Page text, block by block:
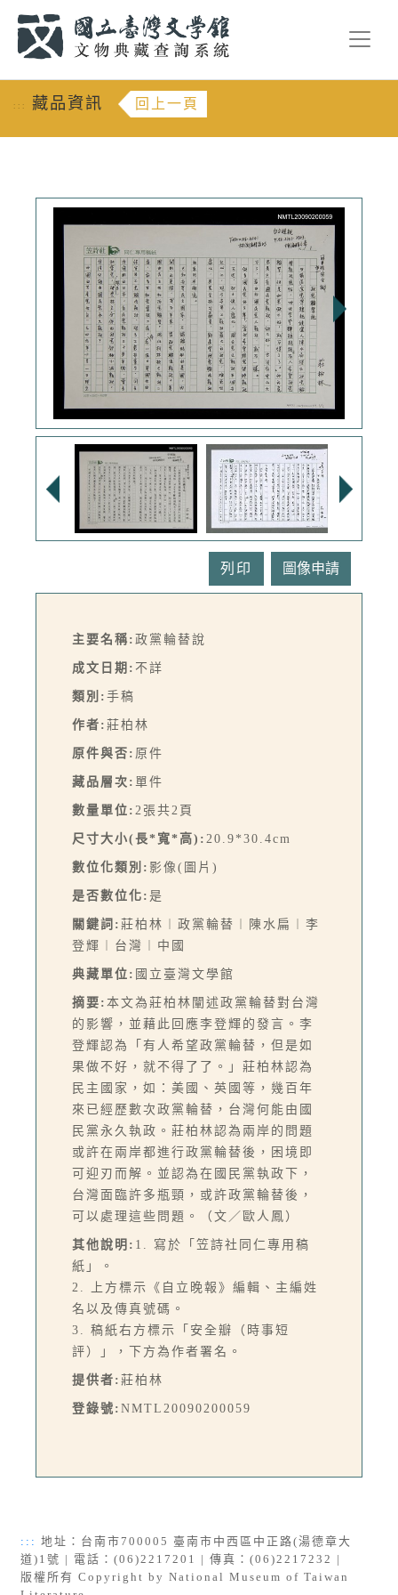
::: 藏品資訊 回上一頁
列印
主要名稱: 政黨輪替說
成文日期: 不詳
類別: 手稿
作者: 莊柏林
原件與否: 原件
藏品層次: 單件
數量單位: 2張共2頁
尺寸大小(長*寬*高): 20.9*30.4cm
數位化類別: 影像(圖片)
是否數位化: 是
關鍵詞: 莊柏林︱政黨輪替︱陳水扁︱李
登輝︱台灣︱中國
典藏單位: 國立臺灣文學館
摘要: 本文為莊柏林闡述政黨輪替對台灣
的影響，並藉此回應李登輝的發言。李
登輝認為「有人希望政黨輪替，但是如
果做不好，就不得了了。」莊柏林認為
民主國家，如：美國、英國等，幾百年
來已經歷數次政黨輪替，台灣何能由國
民黨永久執政。莊柏林認為兩岸的問題
或許在兩岸都進行政黨輪替後，困境即
可迎刃而解。並認為在國民黨執政下，
台灣面臨許多瓶頸，或許政黨輪替後，
可以處理這些問題。（文／歐人鳳）
其他說明: 1. 寫於「笠詩社同仁專用稿
紙」。
2. 上方標示《自立晚報》編輯、主編姓
名以及傳真號碼。
3. 稿紙右方標示「安全瓣（時事短
評）」，下方為作者署名。
提供者: 莊柏林
登錄號: NMTL20090200059
::: 地址：台南市700005 臺南市中西區中正路(湯德章大
道)1號 | 電話：(06)2217201 | 傳真：(06)2217232 |
版權所有 Copyright by National Museum of Taiwan